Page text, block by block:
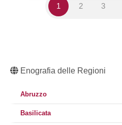
1 2 3
Enografia delle Regioni
Abruzzo
Basilicata